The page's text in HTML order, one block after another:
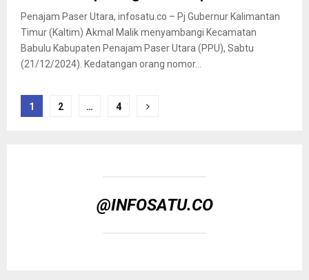
Penajam Paser Utara, infosatu.co – Pj Gubernur Kalimantan
Timur (Kaltim) Akmal Malik menyambangi Kecamatan
Babulu Kabupaten Penajam Paser Utara (PPU), Sabtu
(21/12/2024). Kedatangan orang nomor...
Paginasi
1 2 … 4
@INFOSATU.CO